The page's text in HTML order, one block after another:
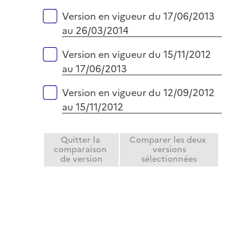
Version en vigueur du 17/06/2013
au 26/03/2014
Version en vigueur du 15/11/2012
au 17/06/2013
Version en vigueur du 12/09/2012
au 15/11/2012
Quitter la
comparaison
de version
Comparer les deux
versions
sélectionnées